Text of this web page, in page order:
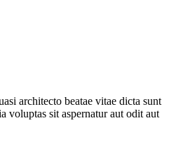
architecto beatae vitae dicta sunt
voluptas sit aspernatur aut odit aut